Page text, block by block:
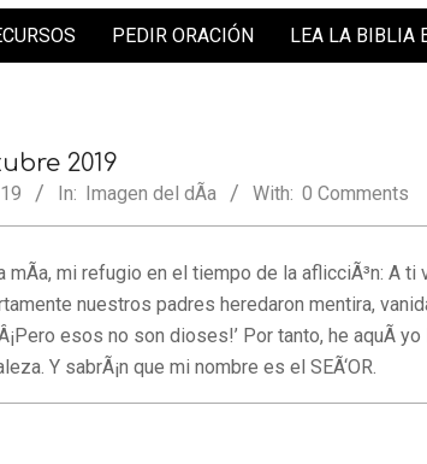
PEDIR ORACIÓN LEA LA BIBLIA
2019
In: Imagen del dÃ­a With: 0 Comments
mÃ­a, mi refugio en el tiempo de la aflicciÃ³n: A
nuestros padres heredaron mentira,
esos no son dioses!’ Por tanto, he aquÃ­
Y sabrÃ¡n que mi nombre es el SEÃ‘OR.